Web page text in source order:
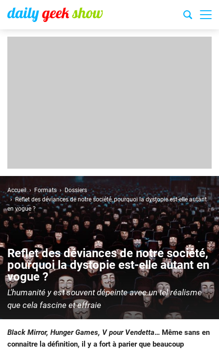
Accueil Formats
Dossiers
Reflet des déviances de notre société, pourquoi la dystopie est-elle autant
en vogue ?
Reflet des déviances de notre société,
pourquoi la dystopie est-elle autant en
vogue ?
L'humanité y est souvent dépeinte avec un tel réalisme
que cela fascine et effraie
Black Mirror, Hunger Games, V pour Vendetta… Même sans en
connaitre la définition, il y a fort à parier que beaucoup